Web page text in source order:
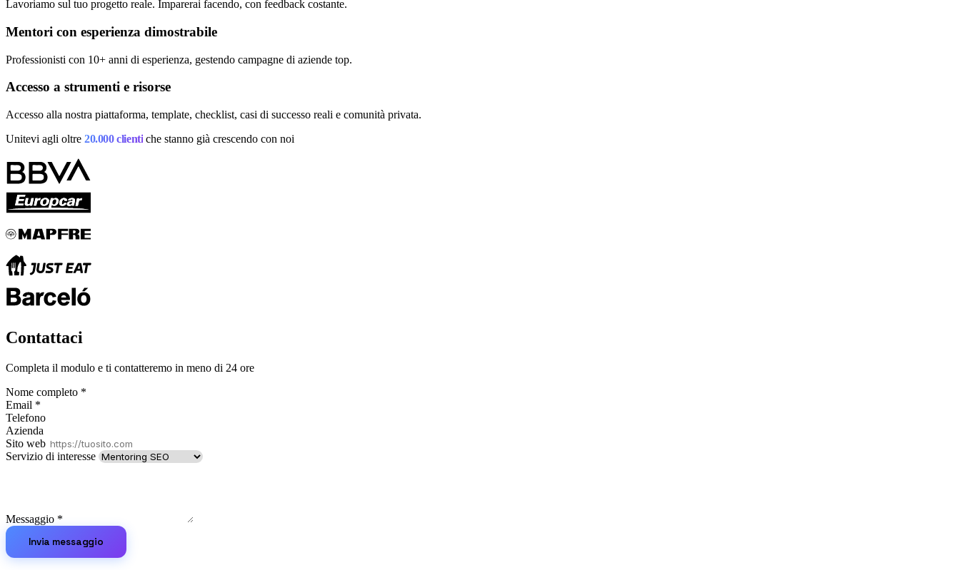
Lavoriamo sul tuo progetto reale. Imparerai facendo, con feedback costante.
Mentori con esperienza dimostrabile
Professionisti con 10+ anni di esperienza, gestendo campagne di aziende top.
Accesso a strumenti e risorse
Accesso alla nostra piattaforma, template, checklist, casi di successo reali e comunità privata.
Unitevi agli oltre 20.000 clienti che stanno già crescendo con noi
Contattaci
Completa il modulo e ti contatteremo in meno di 24 ore
Nome completo *
Email *
Telefono
Azienda
Sito web
Servizio di interesse
Messaggio *
Invia messaggio